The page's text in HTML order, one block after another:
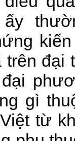
trên đại
gì
từ